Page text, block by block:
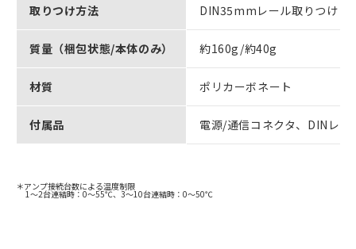
取りつけ方法 DIN35mmレール取りつけ
質量（梱包状態/本体のみ） 約160g/約40g
材質 ポリカーボネート
付属品 電源/通信コネクタ、DINレ
＊アンプ接続台数による温度制限
1～2台連結時：0～55℃、3～10台連結時：0～50℃